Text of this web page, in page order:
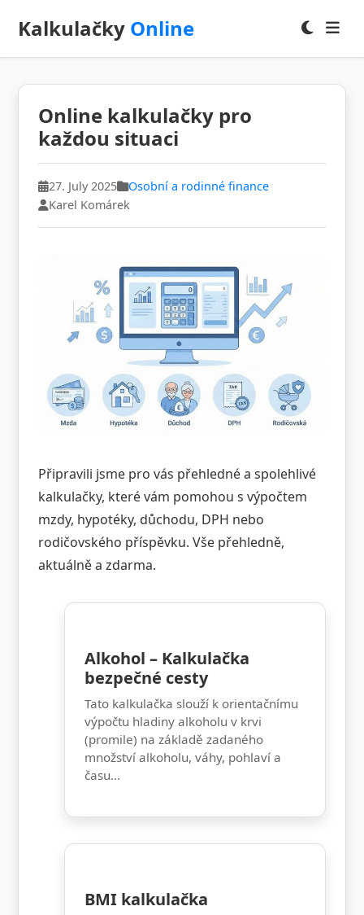
Kalkulačky Online
Online kalkulačky pro
každou situaci
27. July 2025
Osobní a rodinné finance
Karel Komárek
Připravili jsme pro vás přehledné a spolehlivé
kalkulačky, které vám pomohou s výpočtem
mzdy, hypotéky, důchodu, DPH nebo
rodičovského příspěvku. Vše přehledně,
aktuálně a zdarma.
Alkohol – Kalkulačka
bezpečné cesty
Tato kalkulačka slouží k orientačnímu
výpočtu hladiny alkoholu v krvi
(promile) na základě zadaného
množství alkoholu, váhy, pohlaví a
času...
BMI kalkulačka